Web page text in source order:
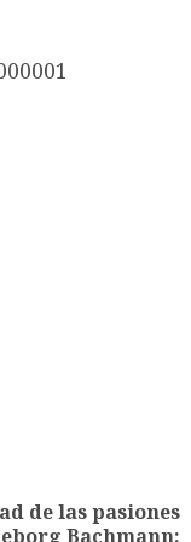
de las pasiones
Bachmann: